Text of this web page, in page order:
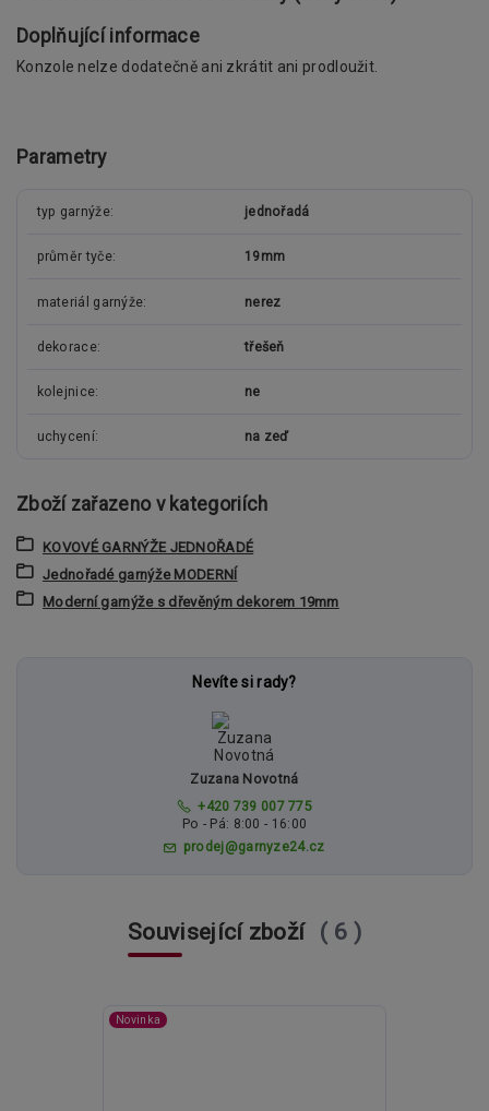
Doplňující informace
Konzole nelze dodatečně ani zkrátit ani prodloužit.
Parametry
typ garnýže jednořadá
průměr tyče 19mm
materiál garnýže nerez
dekorace třešeň
kolejnice ne
uchycení na zeď
Zboží zařazeno v kategoriích
KOVOVÉ GARNÝŽE JEDNOŘADÉ
Jednořadé garnýže MODERNÍ
Moderní garnýže s dřevěným dekorem 19mm
Nevíte si rady?
Zuzana Novotná
+420 739 007 775
Po - Pá: 8:00 - 16:00
prodej@garnyze24.cz
Související zboží 6
Novinka